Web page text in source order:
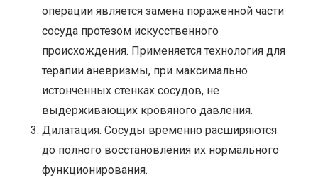
операции является замена пораженной части
сосуда протезом искусственного
происхождения. Применяется технология для
терапии аневризмы, при максимально
истонченных стенках сосудов, не
выдерживающих кровяного давления.
Дилатация. Сосуды временно расширяются
до полного восстановления их нормального
функционирования.